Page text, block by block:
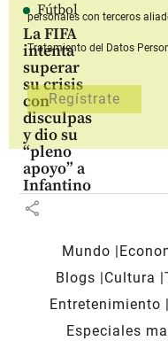
Fútbol
La FIFA
intenta
superar
su crisis
con
disculpas
y dio su
“pleno
apoyo” a
Infantino
share
personales con terceros
Tratamiento del Datos
Mundo
Blogs
Cultura
Entretenimiento
Especiales